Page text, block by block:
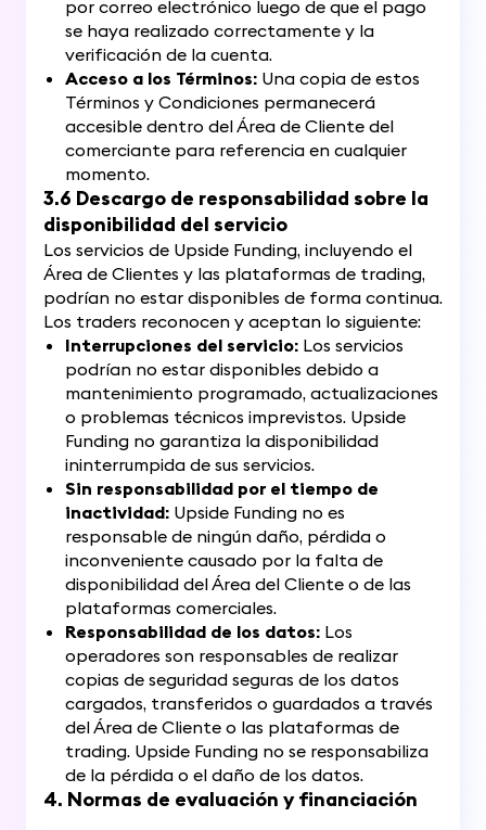
por correo electrónico luego de que el pago
se haya realizado correctamente y la
verificación de la cuenta.
Acceso a los Términos: Una copia de estos
Términos y Condiciones permanecerá
accesible dentro del Área de Cliente del
comerciante para referencia en cualquier
momento.
3.6 Descargo de responsabilidad sobre la
disponibilidad del servicio
Los servicios de Upside Funding, incluyendo el
Área de Clientes y las plataformas de trading,
podrían no estar disponibles de forma continua.
Los traders reconocen y aceptan lo siguiente:
Interrupciones del servicio: Los servicios
podrían no estar disponibles debido a
mantenimiento programado, actualizaciones
o problemas técnicos imprevistos. Upside
Funding no garantiza la disponibilidad
ininterrumpida de sus servicios.
Sin responsabilidad por el tiempo de
inactividad: Upside Funding no es
responsable de ningún daño, pérdida o
inconveniente causado por la falta de
disponibilidad del Área del Cliente o de las
plataformas comerciales.
Responsabilidad de los datos: Los
operadores son responsables de realizar
copias de seguridad seguras de los datos
cargados, transferidos o guardados a través
del Área de Cliente o las plataformas de
trading. Upside Funding no se responsabiliza
de la pérdida o el daño de los datos.
4. Normas de evaluación y financiación